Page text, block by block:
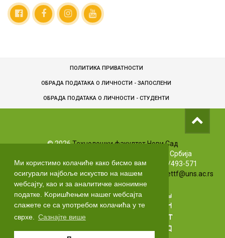
Ми користимо колачиће како бисмо вам
осигурали најбоље искуство на нашем
wебсајту, као и за аналитичке анонимне
податке. Kоришћењем нашег wебсајта
слажете се са употребом колачића у те
сврхе.
Сазнајте више
ПОЛИТИКА ПРИВАТНОСТИ
ОБРАДА ПОДАТАКА О ЛИЧНОСТИ - ЗАПОСЛЕНИ
ОБРАДA ПОДАТАКА О ЛИЧНОСТИ - СТУДЕНТИ
©2026Технолошки факултет Нови Сад
Булевар цара Лазара 1, 21102 Нови Сад, Србија
Info телефони: +381 (0)21/485-3619 | (0)63/493-571
Маркетинг: +381 (0)21/485-3606 | Е-маил:
markettf@uns.ac.rs